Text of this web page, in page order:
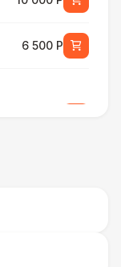
6 500 Р